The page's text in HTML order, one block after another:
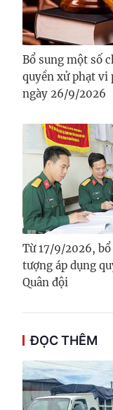
Bổ sung một số
quyền xử phạt vi
ngày 26/9/2026
Từ 17/9/2026,
tượng áp dụng
Quân đội
ĐỌC THÊM